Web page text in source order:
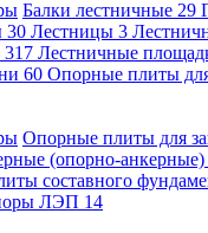
Балки лестничные 29
30 Лестницы 3
317 Лестничные
60 Опорные плиты
Опорные плиты для
(опорно-анкерные)
составного
ЛЭП 14